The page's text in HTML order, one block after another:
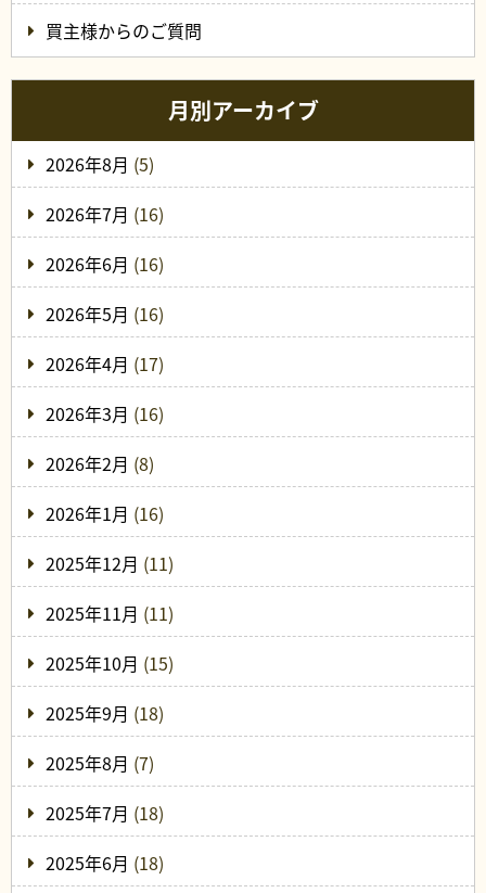
買主様からのご質問
月別アーカイブ
2026年8月 (5)
2026年7月 (16)
2026年6月 (16)
2026年5月 (16)
2026年4月 (17)
2026年3月 (16)
2026年2月 (8)
2026年1月 (16)
2025年12月 (11)
2025年11月 (11)
2025年10月 (15)
2025年9月 (18)
2025年8月 (7)
2025年7月 (18)
2025年6月 (18)